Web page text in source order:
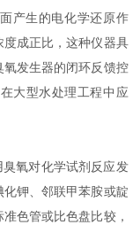
产生的电化学还原作
度成正比，这种仪器具
发生器的闭环反馈控
大型水处理工程中应
氧对化学试剂反应发
钾、邻联甲苯胺或靛
色管或比色盘比较，